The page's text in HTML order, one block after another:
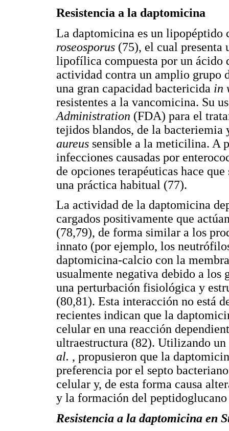
Resistencia a la daptomicina
La daptomicina es un
roseosporus (75), el cual presenta
lipofílica compuesta por un ácido
actividad contra un amplio grupo
una gran capacidad bactericida in
resistentes a la vancomicina. Su
Administration (FDA) para el
tejidos blandos, de la bacteriemia
aureus sensible a la meticilina. A
infecciones causadas por
de opciones terapéuticas hace
una práctica habitual (77).
La actividad de la daptomicina
cargados positivamente que
(78,79), de forma similar a los
innato (por ejemplo, los
daptomicina-calcio con la
usualmente negativa debido a los
una perturbación fisiológica y
(80,81). Esta interacción no está
recientes indican que la
celular en una reacción
ultraestructura (82). Utilizando
al. , propusieron que la
preferencia por el septo
celular y, de esta forma causa
y la formación del
Resistencia a la daptomicina en